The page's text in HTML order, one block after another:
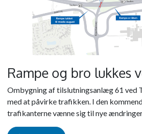
Rampe og bro lukkes
Ombygning af tilslutningsanlæg 61 ved
med at påvirke trafikken. I den
trafikanterne vænne sig til nye